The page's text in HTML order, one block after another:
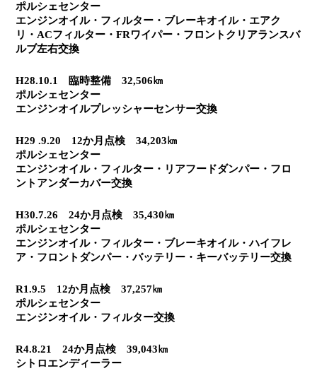
ポルシェセンター
エンジンオイル・フィルター・ブレーキオイル・エアク
リ・ACフィルター・FRワイパー・フロントクリアランスバ
ルブ左右交換
H28.10.1　臨時整備　32,506㎞
ポルシェセンター
エンジンオイルプレッシャーセンサー交換
H29 .9.20　12か月点検　34,203㎞
ポルシェセンター
エンジンオイル・フィルター・リアフードダンパー・フロ
ントアンダーカバー交換
H30.7.26　24か月点検　35,430㎞
ポルシェセンター
エンジンオイル・フィルター・ブレーキオイル・ハイフレ
ア・フロントダンパー・バッテリー・キーバッテリー交換
R1.9.5　12か月点検　37,257㎞
ポルシェセンター
エンジンオイル・フィルター交換
R4.8.21　24か月点検　39,043㎞
シトロエンディーラー